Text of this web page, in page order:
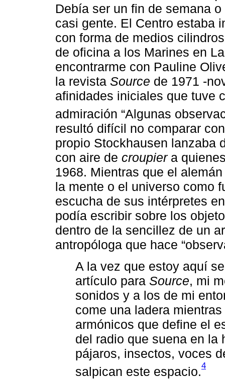
Debía ser un fin de semana
casi gente. El Centro estaba
con forma de medios
de oficina a los Marines en
encontrarme con Pauline
la revista Source de 1971 -
afinidades iniciales que tuve
admiración “Algunas
resultó difícil no comparar
propio Stockhausen lanzaba
con aire de croupiera
1968. Mientras que el
la mente o el universo como
escucha de sus intérpretes
podía escribir sobre los
dentro de la sencillez de un
antropóloga que hace
A la vez que estoy aquí
artículo para Source, mi
sonidos y a los de mi
come una ladera
armónicos que define el
del radio que suena en la
pájaros, insectos, voces
salpican este espacio.4